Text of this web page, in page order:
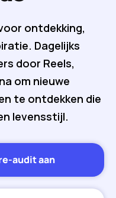
ontdekking,
Dagelijks
door Reels,
om nieuwe
te ontdekken die
levensstijl.
audit aan